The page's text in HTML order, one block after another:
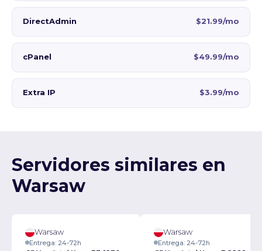
DirectAdmin $21.99/mo
cPanel $49.99/mo
Extra IP $3.99/mo
Servidores similares en
Warsaw
Warsaw
Entrega: 24-72h
Warsaw
Entrega: 24-72h